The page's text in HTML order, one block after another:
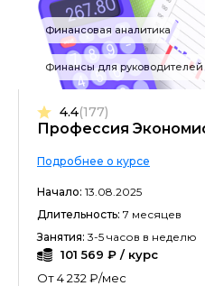
Финансовая аналитика
Финансы для руководителей
Профессия
4.4(177)
Подробнее о курсе
Начало: 13.08.2025
Длительность: 7 месяцев
Занятия: 3-5 часов в неделю
101 569 ₽ / курс
От 4 232 ₽/мес